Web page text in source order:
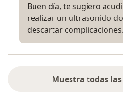
Buen día, te sugiero
realizar un ultrasonido
descartar complicaciones.
Muestra todas